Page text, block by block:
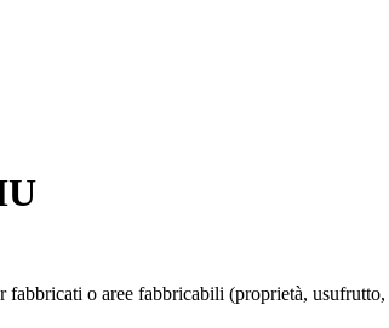
o aree fabbricabili (proprietà,